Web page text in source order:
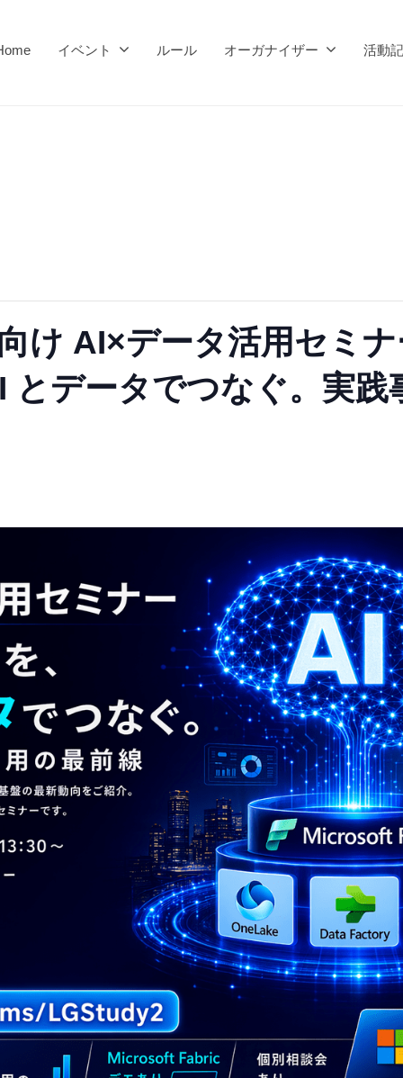
イベント ルール オーガナイザー 活動
け AI×データ活用セミ
とデータでつなぐ。実践